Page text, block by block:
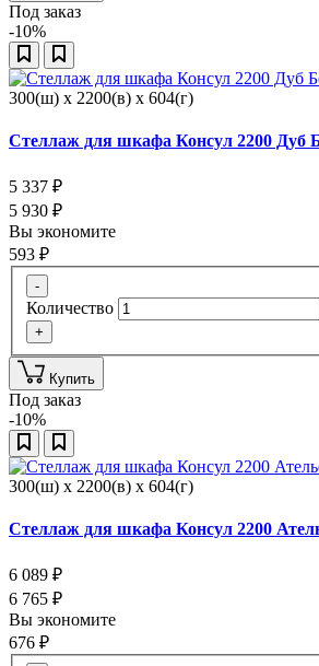
Под заказ
-10%
300(ш) x 2200(в) x 604(г)
Стеллаж для шкафа Консул 2200 Дуб
5 337 ₽
5 930 ₽
Вы экономите
593 ₽
-
Количество
+
Купить
Под заказ
-10%
300(ш) x 2200(в) x 604(г)
Стеллаж для шкафа Консул 2200
6 089 ₽
6 765 ₽
Вы экономите
676 ₽